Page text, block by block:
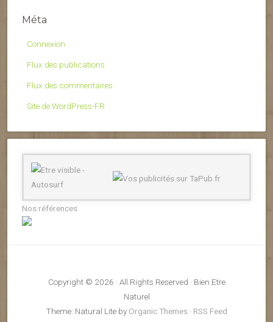
Méta
Connexion
Flux des publications
Flux des commentaires
Site de WordPress-FR
Nos références
Copyright © 2026 · All Rights Reserved · Bien Etre
Naturel
Theme: Natural Lite by Organic Themes · RSS Feed